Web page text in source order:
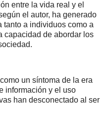
entre la vida real y el
el autor, ha generado
tanto a individuos como a
capacidad de abordar los
un síntoma de la era
información y el uso
han desconectado al ser